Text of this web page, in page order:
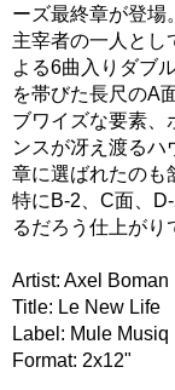
ーズ最終章が登場
主宰者の一人とし
よる6曲入りダブ
を帯びた長尺のA
ブワイズな要素、
ンスが冴え渡るハ
章に選ばれたのも
特にB-2、C面、
るだろう仕上が
Artist: Axel Boman
Title: Le New Life
Label: Mule Musiq
Format: 2x12"